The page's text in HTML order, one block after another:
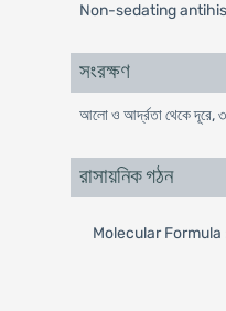
Non-sedating
সংরক্ষণ
আলো ও আর্দ্রতা থেকে দূরে,
রাসায়নিক গঠন
Molecular Formula